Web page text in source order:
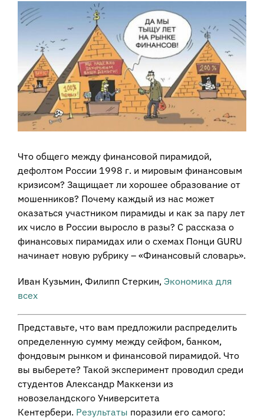
View
Larger
Что общего между финансовой пирамидой,
дефолтом России 1998 г. и мировым финансовым
кризисом? Защищает ли хорошее образование от
мошенников? Почему каждый из нас может
оказаться участником пирамиды и как за пару лет
их число в России выросло в разы? С рассказа о
финансовых пирамидах или о схемах Понци GURU
начинает новую рубрику – «Финансовый словарь».
Иван Кузьмин, Филипп Стеркин, Экономика для
всех
Представьте, что вам предложили распределить
определенную сумму между сейфом, банком,
фондовым рынком и финансовой пирамидой. Что
вы выберете? Такой эксперимент проводил среди
студентов Александр Маккензи из
новозеландского Университета
Кентербери. Результаты поразили его самого: